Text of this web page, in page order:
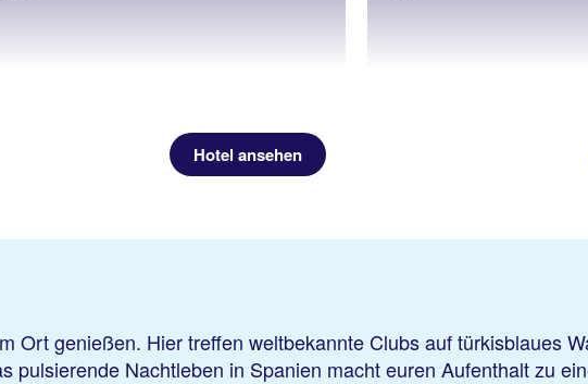
Hotel ansehen
Ort genießen. Hier treffen weltbekannte Clubs auf türkisblaues
pulsierende Nachtleben in Spanien macht euren Aufenthalt zu